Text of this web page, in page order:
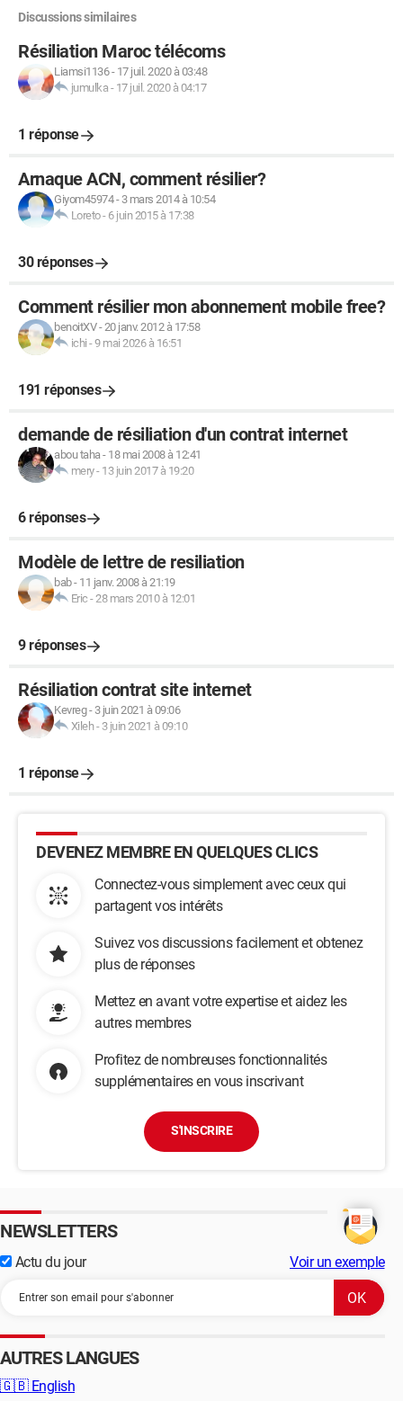
Discussions similaires
Résiliation Maroc télécoms
Liamsi1136- 17 juil. 2020 à 03:48
jumulka - 17 juil. 2020 à 04:17
1 réponse
Arnaque ACN, comment résilier?
Giyom45974- 3 mars 2014 à 10:54
Loreto- 6 juin 2015 à 17:38
30 réponses
Comment résilier mon abonnement mobile free?
benoitXV-20 janv. 2012 à 17:58
ichi -9 mai 2026 à 16:51
191 réponses
demande de résiliation d'un contrat internet
abou taha- 18 mai 2008 à 12:41
mery- 13 juin 2017 à 19:20
6 réponses
Modèle de lettre de resiliation
bab- 11 janv. 2008 à 21:19
Eric -28 mars 2010 à 12:01
9 réponses
Résiliation contrat site internet
Kevreg- 3 juin 2021 à 09:06
Xileh- 3 juin 2021 à 09:10
1 réponse
DEVENEZ MEMBRE EN QUELQUES CLICS
Connectez-vous simplement avec ceux qui
partagent vos intérêts
Suivez vos discussions facilement et obtenez
plus de réponses
Mettez en avant votre expertise et aidez les
autres membres
Profitez de nombreuses fonctionnalités
supplémentaires en vous inscrivant
S'INSCRIRE
NEWSLETTERS
Actu du jour Voir un exemple
AUTRES LANGUES
🇬🇧 English